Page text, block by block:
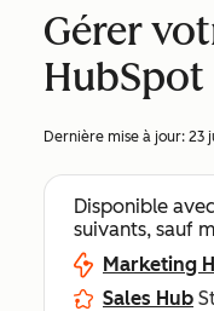
Gérer
HubSpot
Dernière mise à jour: 23
Disponible
suivants, sauf
Marketing
Sales Hub